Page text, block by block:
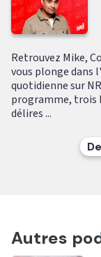
Retrouvez Mike,
vous plonge dans
quotidienne sur
programme, trois
délires ...
Autres